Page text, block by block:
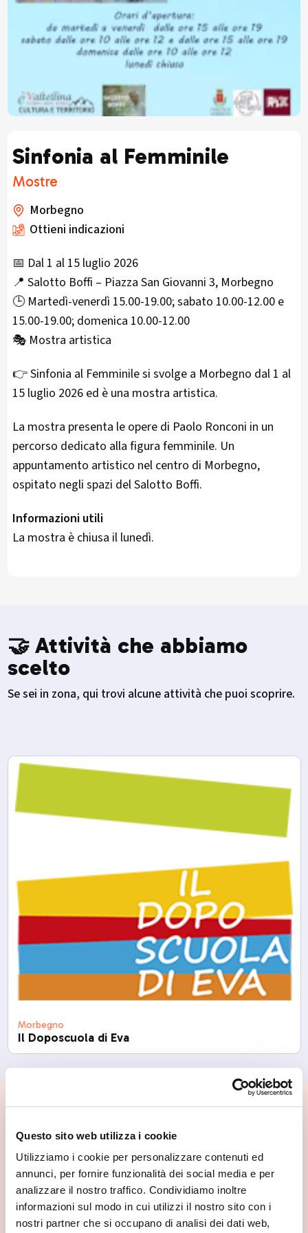
Questo sito web utilizza i cookie
Utilizziamo i cookie per personalizzare contenuti ed
annunci, per fornire funzionalità dei social media e per
analizzare il nostro traffico. Condividiamo inoltre
informazioni sul modo in cui utilizzi il nostro sito con i
nostri partner che si occupano di analisi dei dati web,
Sinfonia al Femminile
Mostre
Morbegno
Ottieni indicazioni
📅 Dal 1 al 15 luglio 2026
📍 Salotto Boffi – Piazza San Giovanni 3, Morbegno
🕒 Martedì-venerdì 15.00-19.00; sabato 10.00-12.00 e
15.00-19.00; domenica 10.00-12.00
🎭 Mostra artistica
👉 Sinfonia al Femminile si svolge a Morbegno dal 1 al
15 luglio 2026 ed è una mostra artistica.
La mostra presenta le opere di Paolo Ronconi in un
percorso dedicato alla figura femminile. Un
appuntamento artistico nel centro di Morbegno,
ospitato negli spazi del Salotto Boffi.
Informazioni utili
La mostra è chiusa il lunedì.
🤝 Attività che abbiamo
scelto
Se sei in zona, qui trovi alcune attività che puoi scoprire.
Morbegno
Il Doposcuola di Eva
Se vuoi scoprire di più su questa zona, qui trovi altri
spunti utili.